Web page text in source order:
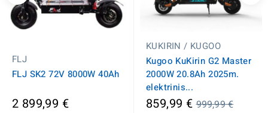
FLJ
FLJ SK2 72V 8000W 40Ah
2 899,99 €
KUKIRIN / KUGOO
Kugoo KuKirin G2 Master
2000W 20.8Ah 2025m.
elektrinis...
859,99 €Įprasta
999,99 €